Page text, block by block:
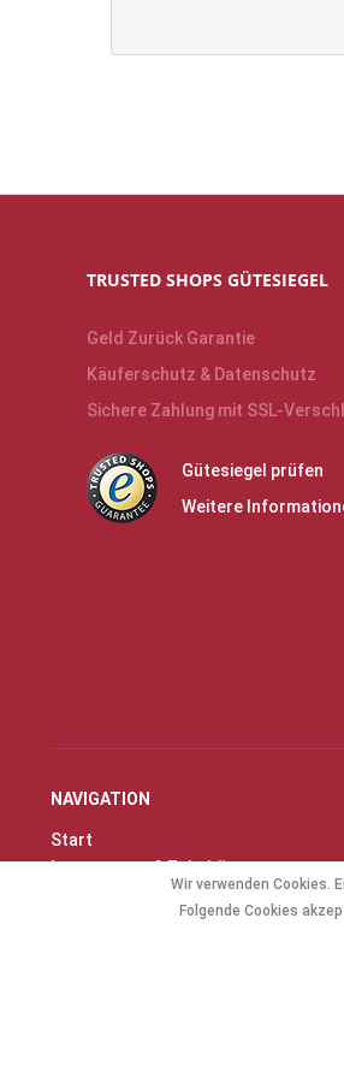
TRUSTED SHOPS GÜTESIEGEL
Geld Zurück Garantie
Käuferschutz & Datenschutz
Sichere Zahlung mit SSL-
Gütesiegel prüfen
Weitere
NAVIGATION
Start
Instrumente & Zubehör
Wir verwenden Cookies.
Folgende Cookies